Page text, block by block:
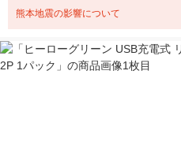
熊本地震の影響について